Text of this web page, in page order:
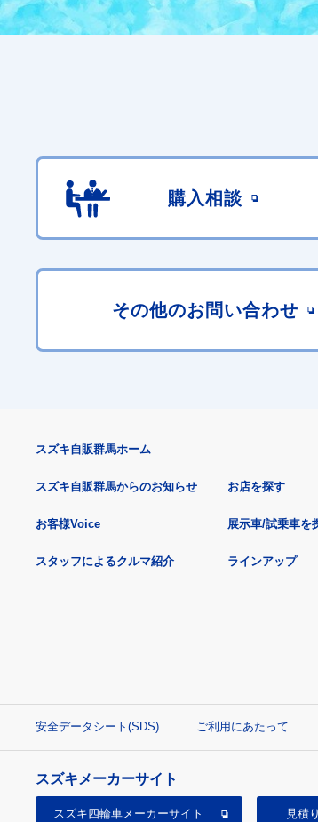
購入相談
その他のお問い合わせ
スズキ自販群馬ホーム
スズキ自販群馬からのお知らせ
お客様Voice
スタッフによるクルマ紹介
お店を探す
展示車/試乗車を
ラインアップ
安全データシート(SDS) ご利用にあたって
スズキメーカーサイト
スズキ四輪車メーカーサイト 見積り